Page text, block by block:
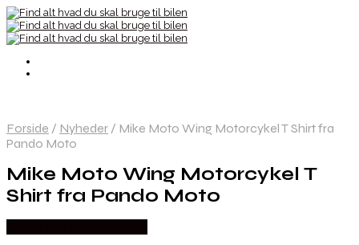
Forside / Nyheder / Mike Moto Wing Motorcykel T Shirt fra
Pando Moto
Mike Moto Wing Motorcykel T
Shirt fra Pando Moto